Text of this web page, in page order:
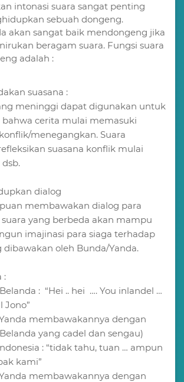
intonasi suara sangat penting
sebuah dongeng.
akan sangat baik mendongeng jika
beragam suara. Fungsi suara
adalah :
suasana :
meninggi dapat digunakan untuk
cerita mulai memasuki
menegangkan. Suara
suasana konflik mulai
dialog
membawakan dialog para
yang berbeda akan mampu
imajinasi para siaga terhadap
dibawakan oleh Bunda/Yanda.
:
: “Hei .. hei …. You inlandel …
Jono”
membawakannya dengan
yang cadel dan sengau)
: “tidak tahu, tuan … ampun
kami”
membawakannya dengan